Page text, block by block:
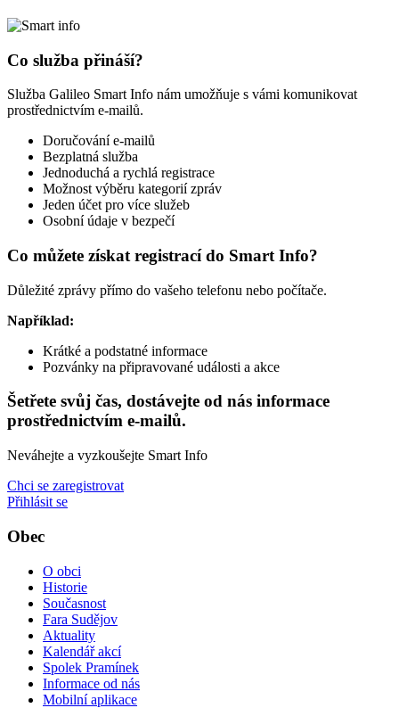
Co služba přináší?
Služba Galileo Smart Info nám umožňuje s vámi komunikovat
prostřednictvím e-mailů.
Doručování e-mailů
Bezplatná služba
Jednoduchá a rychlá registrace
Možnost výběru kategorií zpráv
Jeden účet pro více služeb
Osobní údaje v bezpečí
Co můžete získat registrací do Smart Info?
Důležité zprávy přímo do vašeho telefonu nebo počítače.
Například:
Krátké a podstatné informace
Pozvánky na připravované události a akce
Šetřete svůj čas, dostávejte od nás informace
prostřednictvím e-mailů.
Neváhejte a vyzkoušejte Smart Info
Chci se zaregistrovat
Přihlásit se
Obec
O obci
Historie
Současnost
Fara Sudějov
Aktuality
Kalendář akcí
Spolek Pramínek
Informace od nás
Mobilní aplikace